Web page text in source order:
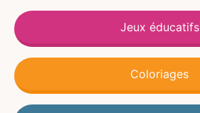
Jeux éducatifs
Coloriages